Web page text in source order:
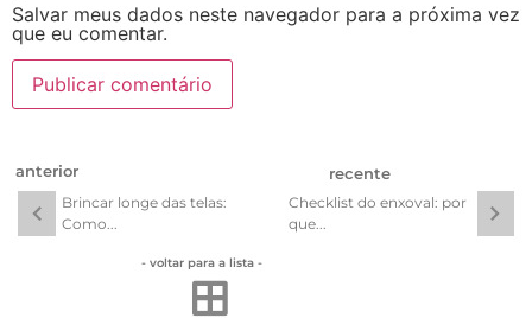
Salvar meus dados neste navegador para a próxima vez
que eu comentar.
Brincar longe das telas:
Como...
Checklist do enxoval: por
que...
- voltar para a lista -
anterior recente